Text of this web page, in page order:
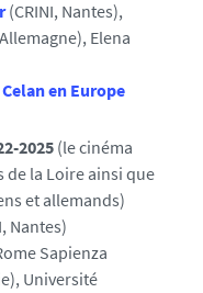
(CRINI, Nantes),
Elena
en Europe
2025 (le cinéma
de la Loire ainsi que
et allemands)
Nantes)
Sapienza
Université